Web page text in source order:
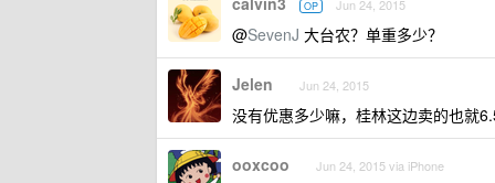
OP Jun 24, 2015
@SevenJ 大台农？单重多少？
Jelen Jun 24, 2015
没有优惠多少嘛，桂林这边卖的也就
ooxcoo Jun 24, 2015 via iPhone